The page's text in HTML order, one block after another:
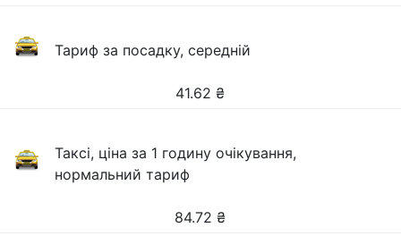
Тариф за посадку, середній
41.62 ₴
Таксі, ціна за 1 годину очікування,
нормальний тариф
84.72 ₴